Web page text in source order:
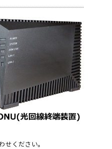
ください。